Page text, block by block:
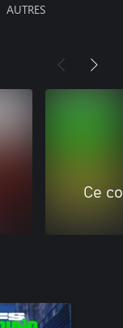
AUTRES
Ce